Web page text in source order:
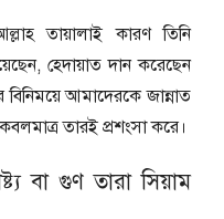
তায়ালাই কারণ তিনি
হেদায়াত দান করেছেন
আমাদেরকে জান্নাত
তারই প্রশংসা করে।
বা গুণ তারা সিয়াম